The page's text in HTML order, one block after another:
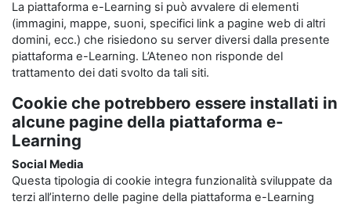
La piattaforma e-Learning si può avvalere di elementi
(immagini, mappe, suoni, specifici link a pagine web di altri
domini, ecc.) che risiedono su server diversi dalla presente
piattaforma e-Learning. L’Ateneo non risponde del
trattamento dei dati svolto da tali siti.
Cookie che potrebbero essere installati in
alcune pagine della piattaforma e-
Learning
Social Media
Questa tipologia di cookie integra funzionalità sviluppate da
terzi all’interno delle pagine della piattaforma e-Learning